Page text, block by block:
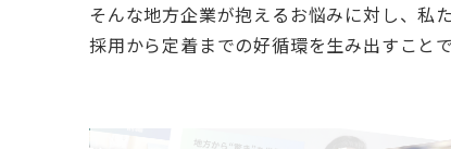
そんな地方企業が抱えるお悩みに対し、私
採用から定着までの好循環を生み出すこと